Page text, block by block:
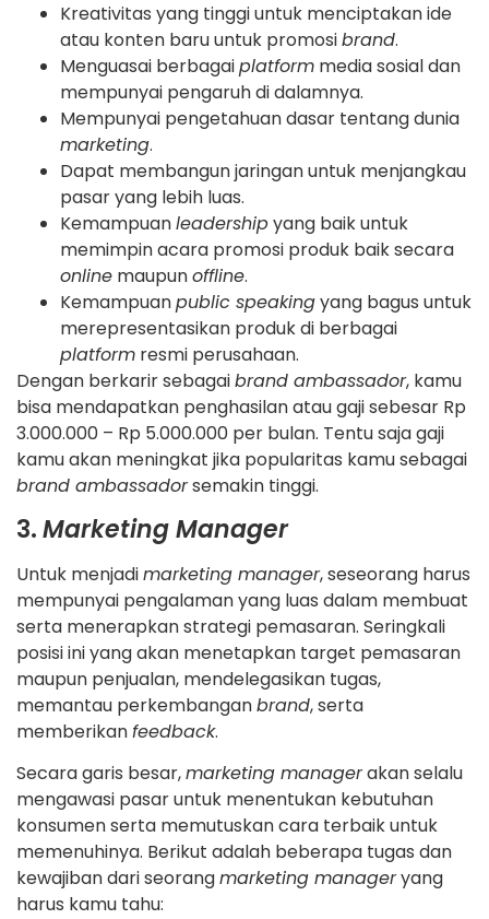
Kreativitas yang tinggi untuk menciptakan ide
atau konten baru untuk promosibrand.
Menguasai berbagaiplatform media sosial dan
mempunyai pengaruh di dalamnya.
Mempunyai pengetahuan dasar tentang dunia
marketing.
Dapat membangun jaringan untuk menjangkau
pasar yang lebih luas.
Kemampuanleadershipyang baik untuk
memimpin acara promosi produk baik secara
online maupunoffline.
Kemampuanpublic speakingyang bagus untuk
merepresentasikan produk di berbagai
platform resmi perusahaan.
Dengan berkarir sebagaibrand ambassador, kamu
bisa mendapatkan penghasilan atau gaji sebesar Rp
3.000.000 – Rp 5.000.000 per bulan. Tentu saja gaji
kamu akan meningkat jika popularitas kamu sebagai
brand ambassadorsemakin tinggi.
3.Marketing Manager
Untuk menjadimarketing manager, seseorang harus
mempunyai pengalaman yang luas dalam membuat
serta menerapkan strategi pemasaran. Seringkali
posisi ini yang akan menetapkan target pemasaran
maupun penjualan, mendelegasikan tugas,
memantau perkembanganbrand, serta
memberikanfeedback.
Secara garis besar,marketing managerakan selalu
mengawasi pasar untuk menentukan kebutuhan
konsumen serta memutuskan cara terbaik untuk
memenuhinya. Berikut adalah beberapa tugas dan
kewajiban dari seorangmarketing manageryang
harus kamu tahu: